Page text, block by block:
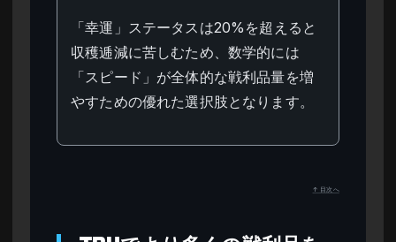
「幸運」ステータスは20%を超えると
収穫逓減に苦しむため、数学的には
「スピード」が全体的な戦利品量を増
やすための優れた選択肢となります。
↑ 目次へ